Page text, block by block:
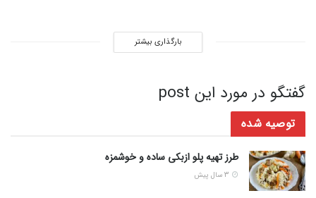
بارگذاری بیشتر
گفتگو در مورد این post
توصیه شده
طرز تهیه پلو ازبکی ساده و خوشمزه